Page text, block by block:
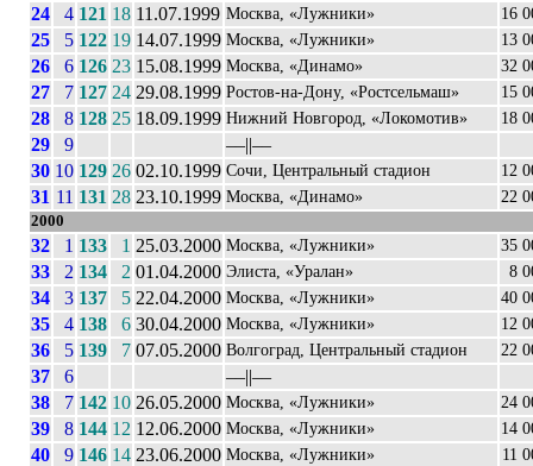
24 4 121 18 11.07.1999 Москва, «Лужники» 16
25 5 122 19 14.07.1999 Москва, «Лужники» 13
26 6 126 23 15.08.1999 Москва, «Динамо» 32
27 7 127 24 29.08.1999 Ростов-на-Дону, «Ростсельмаш» 15
28 8 128 25 18.09.1999 Нижний Новгород, «Локомотив» 18
29 9
––||––
30 10 129 26 02.10.1999 Сочи, Центральный стадион 12
31 11 131 28 23.10.1999 Москва, «Динамо» 22
2000
32 1 133 1 25.03.2000 Москва, «Лужники» 35
33 2 134 2 01.04.2000 Элиста, «Уралан» 8
34 3 137 5 22.04.2000 Москва, «Лужники» 40
35 4 138 6 30.04.2000 Москва, «Лужники» 12
36 5 139 7 07.05.2000 Волгоград, Центральный стадион 22
37 6
––||––
38
7 142 10 26.05.2000 Москва, «Лужники» 24
39 8 144 12 12.06.2000 Москва, «Лужники» 14
40 9 146 14 23.06.2000 Москва, «Лужники» 11